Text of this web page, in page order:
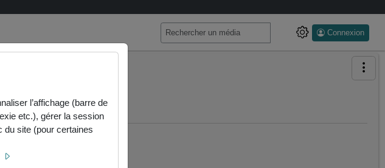
Connexion
l’affichage (barre de
etc.), gérer la session
du site (pour certaines